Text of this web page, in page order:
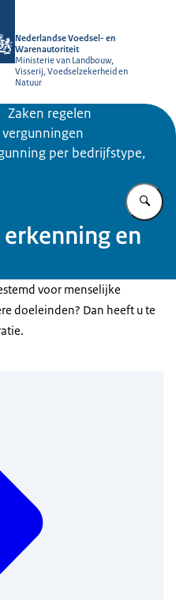
Nederlandse Voedsel- en
Warenautoriteit
Ministerie van Landbouw,
Visserij, Voedselzekerheid en
Natuur
Zaken regelen
per bedrijfstype,
en
voor menselijke
doeleinden? Dan heeft u te